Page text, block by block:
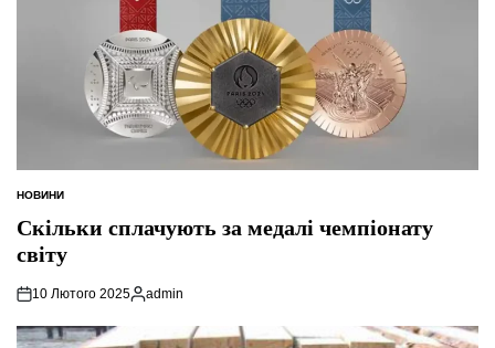
ОПУБЛІКУВАТИ
У
НОВИНИ
Скільки сплачують за медалі чемпіонату
світу
10 Лютого 2025
Опубліковано
admin